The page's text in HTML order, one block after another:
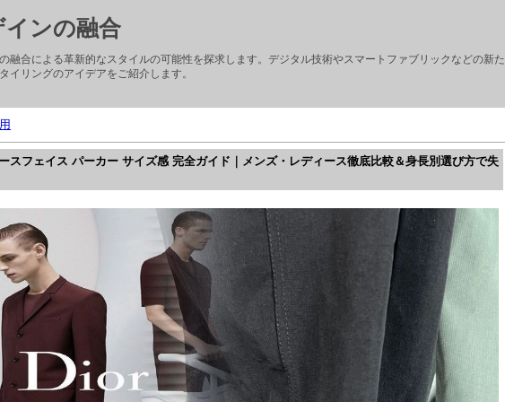
ンの融合
融合による革新的なスタイルの可能性を探求します。デジタル技術やスマートファブリックなどの新た
イリングのアイデアをご紹介します。
スフェイス パーカー サイズ感 完全ガイド｜メンズ・レディース徹底比較＆身長別選び方で失